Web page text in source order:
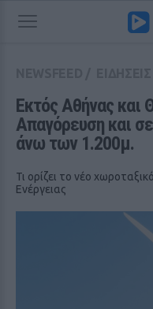
Εκτός Αθήνας και
Απαγόρευση και
άνω των 1.200μ.
Τι ορίζει το νέο
Ενέργειας